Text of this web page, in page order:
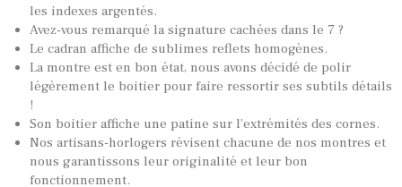
MONTRES PAR HISTOIRES
CONTACTS & HISTORIQUE
PANIER
les indexes argentés.
Avez-vous remarqué la signature cachées dans le 7 ?
Le cadran affiche de sublimes reflets homogènes.
La montre est en bon état, nous avons décidé de polir
légèrement le boitier pour faire ressortir ses subtils détails
!
Son boitier affiche une patine sur l’extrémités des cornes.
Nos artisans-horlogers révisent chacune de nos montres et
nous garantissons leur originalité et leur bon
fonctionnement.